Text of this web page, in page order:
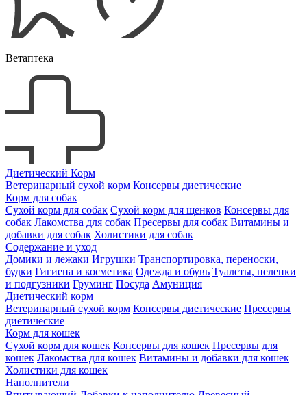
Ветаптека
Диетический Корм
Ветеринарный сухой корм Консервы диетические
Корм для собак
Сухой корм для собак Сухой корм для щенков Консервы для
собак Лакомства для собак Пресервы для собак Витамины и
добавки для собак Холистики для собак
Содержание и уход
Домики и лежаки Игрушки Транспортировка, переноски,
будки Гигиена и косметика Одежда и обувь Туалеты, пеленки
и подгузники Груминг Посуда Амуниция
Диетический корм
Ветеринарный сухой корм Консервы диетические Пресервы
диетические
Корм для кошек
Сухой корм для кошек Консервы для кошек Пресервы для
кошек Лакомства для кошек Витамины и добавки для кошек
Холистики для кошек
Наполнители